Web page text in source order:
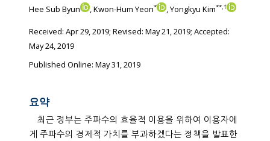
Hee Sub Byun , Kwon-Hum Yeon* , Yongkyu Kim**,†
Received: Apr 29, 2019; Revised: May 21, 2019; Accepted:
May 24, 2019
Published Online: May 31, 2019
요약
최근 정부는 주파수의 효율적 이용을 위하여 이용자에
게 주파수의 경제적 가치를 부과하겠다는 정책을 발표한